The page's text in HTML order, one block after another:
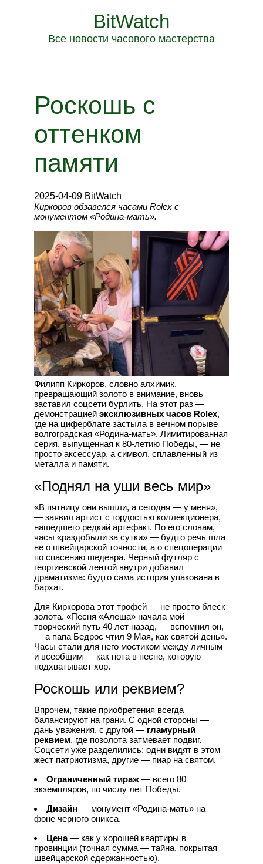
BitWatch
Все новости часового мастерства
Роскошь с
оттенком
памяти
2025-04-09 BitWatch
Киркоров обзавелся часами Rolex с
монументом «Родина-мать».
Филипп Киркоров, словно алхимик,
превращающий золото в внимание, вновь
заставил соцсети бурлить. На этот раз —
демонстрациейэксклюзивных часов Rolex,
где на циферблате застыла в вечном порыве
волгоградская «Родина-мать». Лимитированная
серия, выпущенная к 80-летию Победы, — не
просто аксессуар, а символ, сплавленный из
металла и памяти.
«Поднял на уши весь мир»
«В пятницу они вышли, а сегодня — у меня»,
— заявил артист с гордостью коллекционера,
нашедшего редкий артефакт. По его словам,
часы «раздобыли за сутки» — будто речь шла
не о швейцарской точности, а о спецоперации
по спасению шедевра. Черный футляр с
георгиевской лентой внутри добавил
драматизма: будто сама история упакована в
бархат.
Для Киркорова этот трофей — не просто блеск
золота. «Песня «Алеша» начала мой
творческий путь 40 лет назад, — вспомнил он,
— а папа Бедрос чтил 9 Мая, как святой день».
Часы стали для него мостиком между личным
и всеобщим — как нота в песне, которую
подхватывает хор.
Роскошь или реквием?
Впрочем, такие приобретения всегда
балансируют на грани. С одной стороны —
дань уважения, с другой — гламурный
реквием, где позолота затмевает подвиг.
Соцсети уже разделились: одни видят в этом
жест патриотизма, другие — пиар на святом.
Ограниченный тираж — всего 80
экземпляров, по числу лет Победы.
Дизайн — монумент «Родина-мать» на
фоне черного оникса.
Цена— как у хорошей квартиры в
провинции (точная сумма — тайна, покрытая
швейцарской сдержанностью).